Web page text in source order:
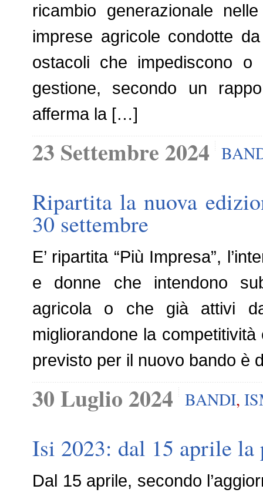
ricambio generazionale
imprese agricole condotte
ostacoli che impediscono o
gestione, secondo un
afferma la […]
23 Settembre 2024
Ripartita la nuova
30 settembre
E’ ripartita “Più Impresa”,
e donne che intendono
agricola o che già attivi
migliorandone la
previsto per il nuovo bando è
30 Luglio 2024 BANDI,
Isi 2023: dal 15 aprile la
Dal 15 aprile, secondo